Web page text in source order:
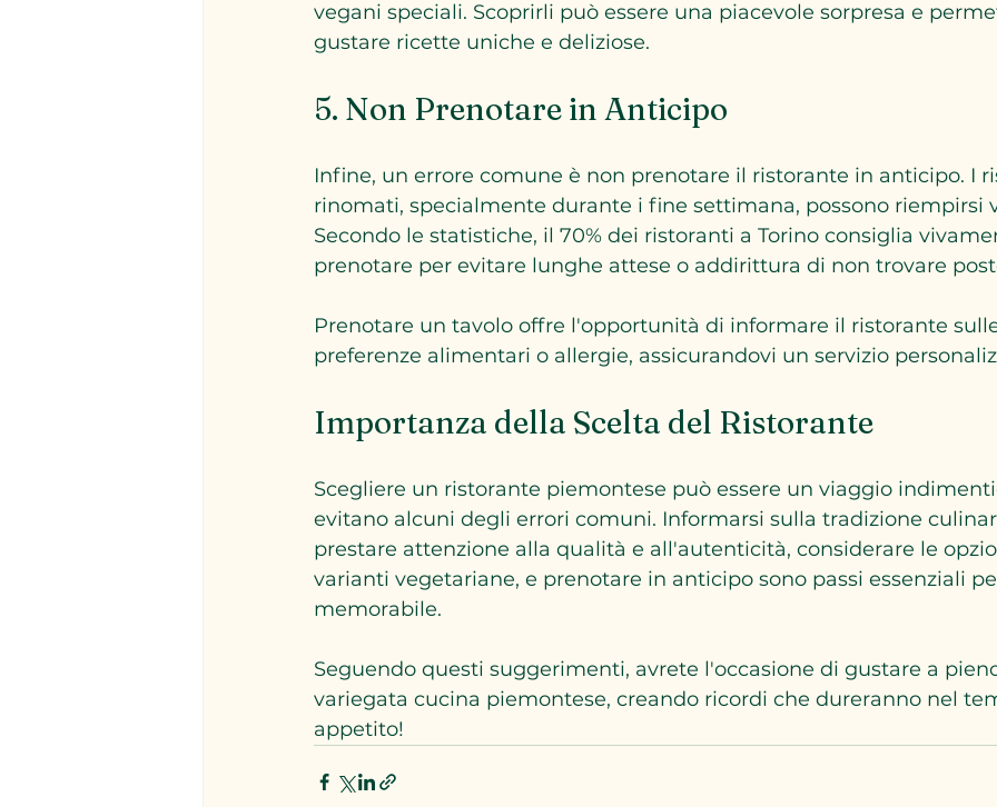
vegani speciali. Scoprirli può essere una piacevole sorpresa e
gustare ricette uniche e deliziose.
5. Non Prenotare in Anticipo
Infine, un errore comune è non prenotare il ristorante in anticipo. I
rinomati, specialmente durante i fine settimana, possono riempirsi
Secondo le statistiche, il 70% dei ristoranti a Torino consiglia
prenotare per evitare lunghe attese o addirittura di non trovare
Prenotare un tavolo offre l'opportunità di informare il ristorante
preferenze alimentari o allergie, assicurandovi un servizio
Importanza della Scelta del Ristorante
Scegliere un ristorante piemontese può essere un viaggio
evitano alcuni degli errori comuni. Informarsi sulla tradizione
prestare attenzione alla qualità e all'autenticità, considerare le
varianti vegetariane, e prenotare in anticipo sono passi essenziali
memorabile.
Seguendo questi suggerimenti, avrete l'occasione di gustare a
variegata cucina piemontese, creando ricordi che dureranno nel
appetito!